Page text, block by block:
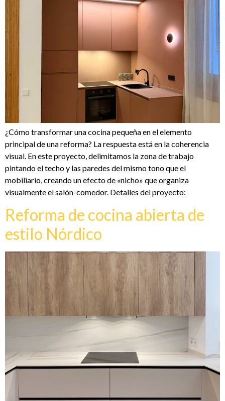
¿Cómo transformar una cocina pequeña en el elemento
principal de una reforma? La respuesta está en la coherencia
visual. En este proyecto, delimitamos la zona de trabajo
pintando el techo y las paredes del mismo tono que el
mobiliario, creando un efecto de «nicho» que organiza
visualmente el salón-comedor. Detalles del proyecto:
Reforma de cocina abierta de
estilo Nórdico